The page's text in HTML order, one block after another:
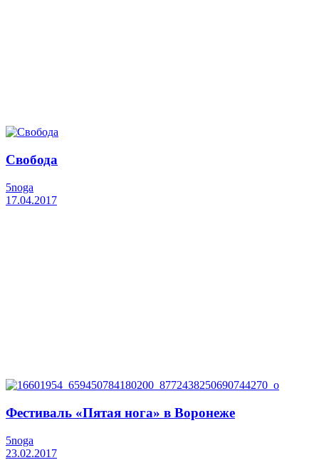
Свобода
5noga
17.04.2017
Фестиваль «Пятая нога» в Воронеже
5noga
23.02.2017